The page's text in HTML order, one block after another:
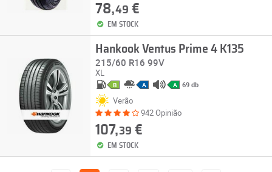
78,49 €
EM STOCK
Hankook Ventus Prime 4 K135
215/60 R16 99V
XL
B A A 69 db
Verão
942 Opinião
107,39 €
EM STOCK